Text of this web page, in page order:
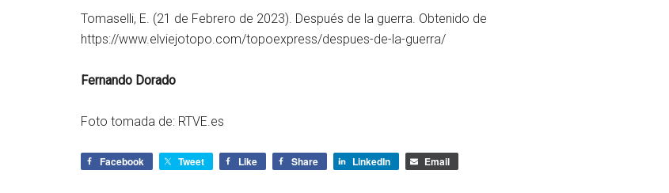
Tomaselli, E. (21 de Febrero de 2023). Después de la guerra. Obtenido de
https://www.elviejotopo.com/topoexpress/despues-de-la-guerra/
Fernando Dorado
Foto tomada de: RTVE.es
Facebook Tweet Like Share LinkedIn Email